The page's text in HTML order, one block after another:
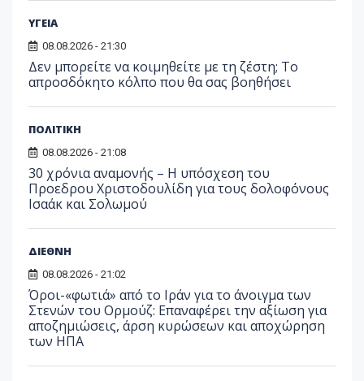
ΥΓΕΙΑ
08.08.2026 - 21:30
Δεν μπορείτε να κοιμηθείτε με τη ζέστη; Το
απροσδόκητο κόλπο που θα σας βοηθήσει
ΠΟΛΙΤΙΚΗ
08.08.2026 - 21:08
30 χρόνια αναμονής – Η υπόσχεση του
Προεδρου Χριστοδουλίδη για τους δολοφόνους
Ισαάκ και Σολωμού
ΔΙΕΘΝΗ
08.08.2026 - 21:02
Όροι-«φωτιά» από το Ιράν για το άνοιγμα των
Στενών του Ορμούζ: Επαναφέρει την αξίωση για
αποζημιώσεις, άρση κυρώσεων και αποχώρηση
των ΗΠΑ